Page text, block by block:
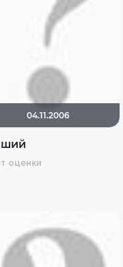
04.11.2006
оценки